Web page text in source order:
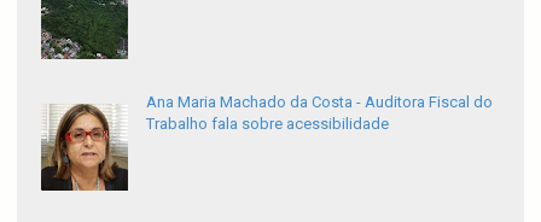
Ana Maria Machado da Costa - Auditora Fiscal do
Trabalho fala sobre acessibilidade